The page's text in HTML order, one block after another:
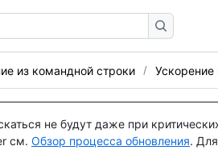
из командной строки Ускорение
не будут даже при
см. Обзор процесса обновления.